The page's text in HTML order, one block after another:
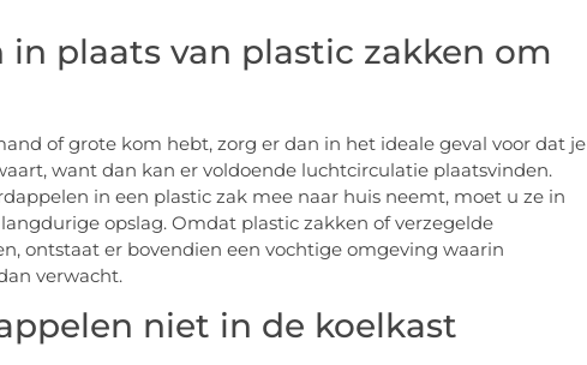
plaats van plastic zakken om
of grote kom hebt, zorg er dan in het ideale geval voor dat je
want dan kan er voldoende luchtcirculatie plaatsvinden.
in een plastic zak mee naar huis neemt, moet u ze in
opslag. Omdat plastic zakken of verzegelde
ontstaat er bovendien een vochtige omgeving waarin
verwacht.
niet in de koelkast